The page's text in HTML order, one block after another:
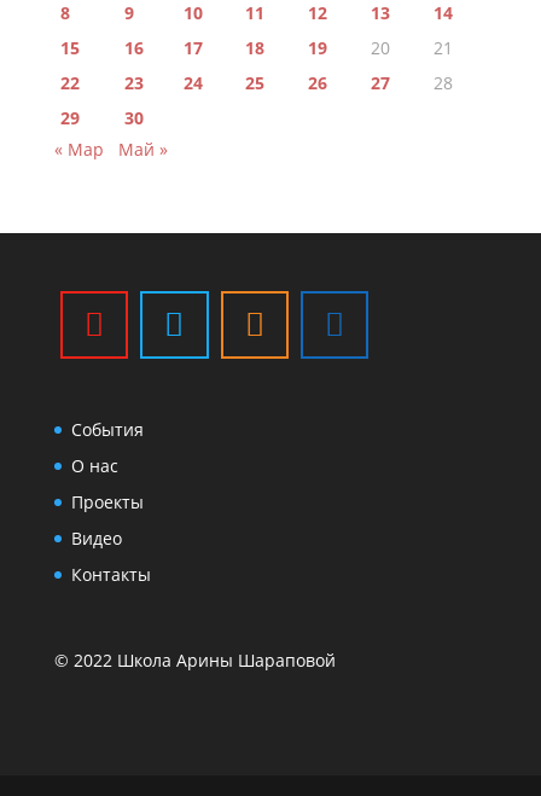
8
9 10 11 12 13
14
15
16 17 18 19 20
21
22
23 24 25 26 27
28
29
30
« Мар
Май »
События
О нас
Проекты
Видео
Контакты
© 2022 Школа Арины Шараповой